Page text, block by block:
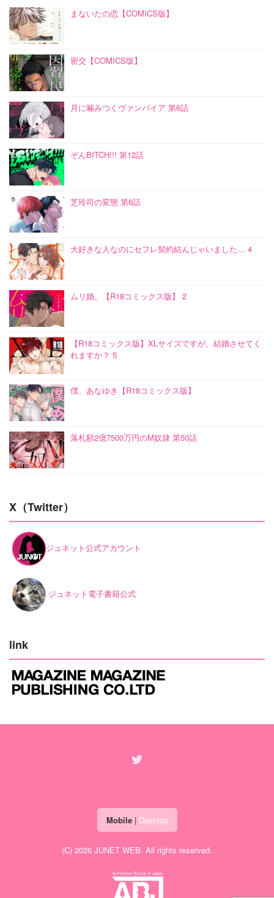
まないたの恋【COMICS版】
密交【COMICS版】
月に噛みつくヴァンパイア 第6話
ぞんBITCH!!! 第12話
芝玲司の変態 第6話
大好きな人なのにセフレ契約結んじゃいました… 4
ムリ婚。【R18コミックス版】 2
【R18コミックス版】XLサイズですが、結婚させてく
れますか？ 5
僕、あなゆき【R18コミックス版】
落札額2億7500万円のM奴隷 第50話
X（Twitter）
ジュネット公式アカウント
ジュネット電子書籍公式
link
Mobile| Desktop
(C) 2026 JUNET WEB. All rights reserved.